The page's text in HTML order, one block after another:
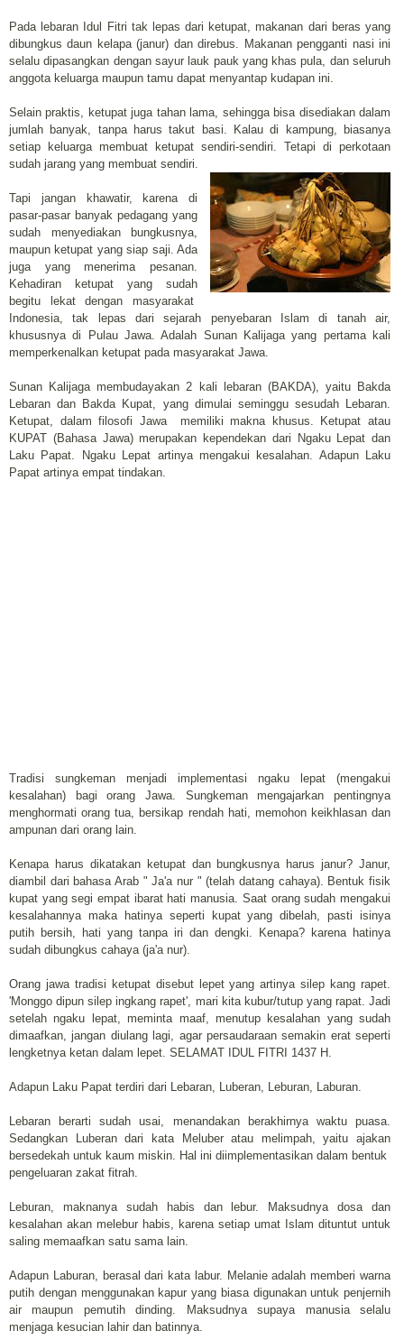
Pada lebaran Idul Fitri tak lepas dari ketupat, makanan dari beras yang
dibungkus daun kelapa (janur) dan direbus. Makanan pengganti nasi ini
selalu dipasangkan dengan sayur lauk pauk yang khas pula, dan seluruh
anggota keluarga maupun tamu dapat menyantap kudapan ini.
Selain praktis, ketupat juga tahan lama, sehingga bisa disediakan dalam
jumlah banyak, tanpa harus takut basi. Kalau di kampung, biasanya
setiap keluarga membuat ketupat sendiri-sendiri. Tetapi di perkotaan
sudah jarang yang membuat sendiri.
Tapi jangan khawatir, karena di
pasar-pasar banyak pedagang yang
sudah menyediakan bungkusnya,
maupun ketupat yang siap saji. Ada
juga yang menerima pesanan.
Kehadiran ketupat yang sudah
begitu lekat dengan masyarakat
Indonesia, tak lepas dari sejarah penyebaran Islam di tanah air,
khususnya di Pulau Jawa. Adalah Sunan Kalijaga yang pertama kali
memperkenalkan ketupat pada masyarakat Jawa.
Sunan Kalijaga membudayakan 2 kali lebaran (BAKDA), yaitu Bakda
Lebaran dan Bakda Kupat, yang dimulai seminggu sesudah Lebaran.
Ketupat, dalam filosofi Jawa memiliki makna khusus. Ketupat atau
KUPAT (Bahasa Jawa) merupakan kependekan dari Ngaku Lepat dan
Laku Papat. Ngaku Lepat artinya mengakui kesalahan. Adapun Laku
Papat artinya empat tindakan.
Tradisi sungkeman menjadi implementasi ngaku lepat (mengakui
kesalahan) bagi orang Jawa. Sungkeman mengajarkan pentingnya
menghormati orang tua, bersikap rendah hati, memohon keikhlasan dan
ampunan dari orang lain.
Kenapa harus dikatakan ketupat dan bungkusnya harus janur? Janur,
diambil dari bahasa Arab " Ja'a nur " (telah datang cahaya). Bentuk fisik
kupat yang segi empat ibarat hati manusia. Saat orang sudah mengakui
kesalahannya maka hatinya seperti kupat yang dibelah, pasti isinya
putih bersih, hati yang tanpa iri dan dengki. Kenapa? karena hatinya
sudah dibungkus cahaya (ja'a nur).
Orang jawa tradisi ketupat disebut lepet yang artinya silep kang rapet.
'Monggo dipun silep ingkang rapet', mari kita kubur/tutup yang rapat. Jadi
setelah ngaku lepat, meminta maaf, menutup kesalahan yang sudah
dimaafkan, jangan diulang lagi, agar persaudaraan semakin erat seperti
lengketnya ketan dalam lepet. SELAMAT IDUL FITRI 1437 H.
Adapun Laku Papat terdiri dari Lebaran, Luberan, Leburan, Laburan.
Lebaran berarti sudah usai, menandakan berakhirnya waktu puasa.
Sedangkan Luberan dari kata Meluber atau melimpah, yaitu ajakan
bersedekah untuk kaum miskin. Hal ini diimplementasikan dalam bentuk
pengeluaran zakat fitrah.
Leburan, maknanya sudah habis dan lebur. Maksudnya dosa dan
kesalahan akan melebur habis, karena setiap umat Islam dituntut untuk
saling memaafkan satu sama lain.
Adapun Laburan, berasal dari kata labur. Melanie adalah memberi warna
putih dengan menggunakan kapur yang biasa digunakan untuk penjernih
air maupun pemutih dinding. Maksudnya supaya manusia selalu
menjaga kesucian lahir dan batinnya.